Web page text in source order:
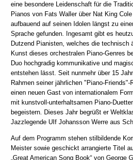
eine besondere Leidenschaft für die
Pianos von Fats Waller über Nat King
aufbauend auf seinen Idolen längst zu
Sprache gefunden. Ingesamt gibt es
Dutzend Pianisten, welches die technisch
Kunst dieses orchestralen Piano-Genres
Duo hochgradig kommunikative und
entstehen lässt. Seit nunmehr über 15
Rahmen seiner jährlichen "Piano-
einen neuen Gast von internationalem
mit kunstvoll-unterhaltsamen Piano-
begeistern. Dieses Jahr begrüßt er
Jazzlegende UIf Johansson Werre aus
Auf dem Programm stehen stilbildende
Meister sowie geschickt arrangierte Titel
„Great American Song Book“ von George